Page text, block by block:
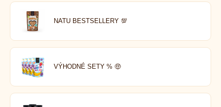
NATU BESTSELLERY 💯
VÝHODNÉ SETY % 🤑